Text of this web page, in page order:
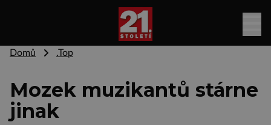
Domů .Top
Mozek muzikantů stárne
jinak